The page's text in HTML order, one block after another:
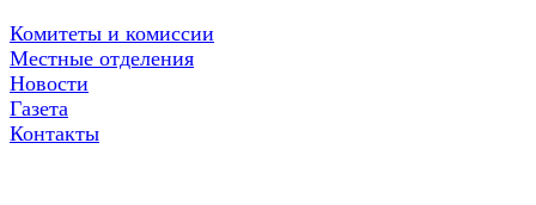
Комитеты и комиссии
Местные отделения
Новости
Газета
Контакты